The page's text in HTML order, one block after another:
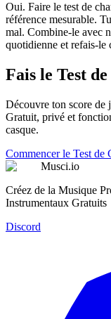
Oui. Faire le test de
référence mesurable.
mal. Combine-le avec
quotidienne et refais-le
Fais le Test
Découvre ton score de
Gratuit, privé et
casque.
Commencer le Test de
Musci.io
Créez de la Musique
Instrumentaux Gratuits
Discord